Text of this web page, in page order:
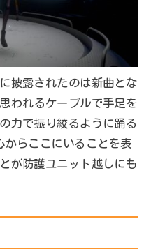
披露されたのは新曲とな
われるケーブルで手足を
力で振り絞るように踊る
らここにいることを表
が防護ユニット越しにも